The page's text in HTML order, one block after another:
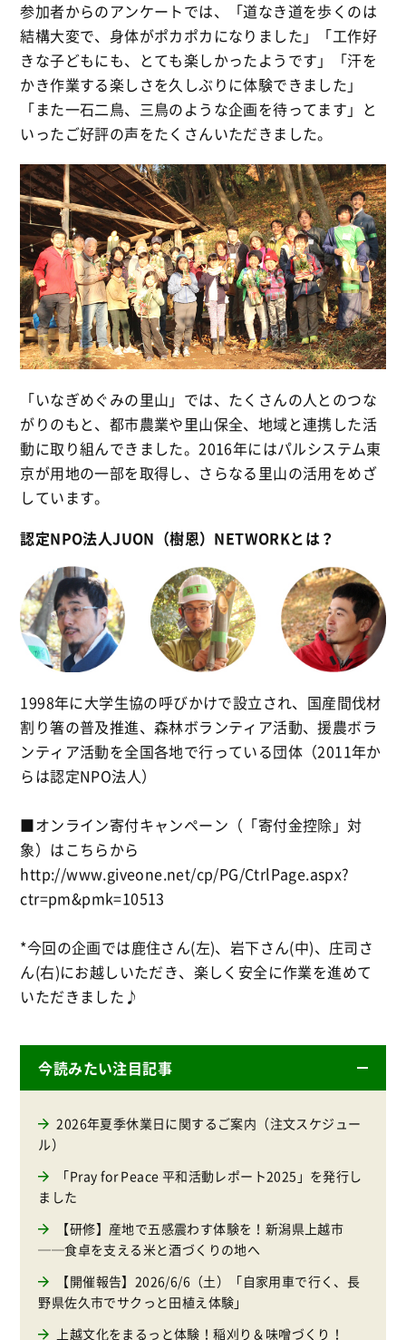
参加者からのアンケートでは、「道なき道を歩くのは
結構大変で、身体がポカポカになりました」「工作好
きな子どもにも、とても楽しかったようです」「汗を
かき作業する楽しさを久しぶりに体験できました」
「また一石二鳥、三鳥のような企画を待ってます」と
いったご好評の声をたくさんいただきました。
「いなぎめぐみの里山」では、たくさんの人とのつな
がりのもと、都市農業や里山保全、地域と連携した活
動に取り組んできました。2016年にはパルシステム東
京が用地の一部を取得し、さらなる里山の活用をめざ
しています。
認定NPO法人JUON（樹恩）NETWORKとは？
1998年に大学生協の呼びかけで設立され、国産間伐材
割り箸の普及推進、森林ボランティア活動、援農ボラ
ンティア活動を全国各地で行っている団体（2011年か
らは認定NPO法人）
■オンライン寄付キャンペーン（「寄付金控除」対
象）はこちらから
http://www.giveone.net/cp/PG/CtrlPage.aspx?
ctr=pm&pmk=10513
*今回の企画では鹿住さん(左)、岩下さん(中)、庄司さ
ん(右)にお越しいただき、楽しく安全に作業を進めて
いただきました♪
今読みたい注目記事
2026年夏季休業日に関するご案内（注文スケジュー
ル）
「Pray for Peace 平和活動レポート2025」を発行し
ました
【研修】産地で五感震わす体験を！新潟県上越市
──食卓を支える米と酒づくりの地へ
【開催報告】2026/6/6（土）「自家用車で行く、長
野県佐久市でサクっと田植え体験」
上越文化をまるっと体験！稲刈り＆味噌づくり！